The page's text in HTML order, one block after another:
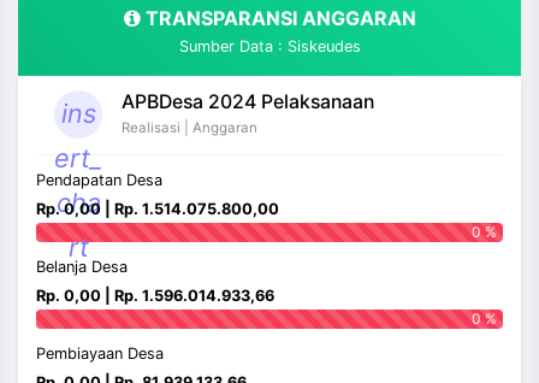
TRANSPARANSI ANGGARAN
Sumber Data : Siskeudes
ins
ert_
cha
rt
APBDesa 2024 Pelaksanaan
Realisasi | Anggaran
Pendapatan Desa
Rp. 0,00 | Rp. 1.514.075.800,00
0 %
Belanja Desa
Rp. 0,00 | Rp. 1.596.014.933,66
0 %
Pembiayaan Desa